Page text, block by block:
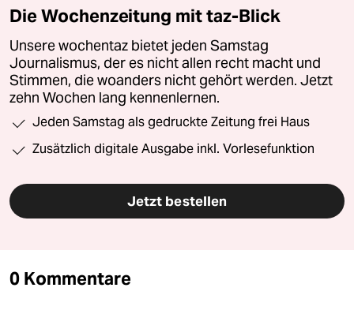
Die Wochenzeitung mit taz-Blick
Unsere wochentaz bietet jeden Samstag
Journalismus, der es nicht allen recht macht und
Stimmen, die woanders nicht gehört werden. Jetzt
zehn Wochen lang kennenlernen.
Jeden Samstag als gedruckte Zeitung frei Haus
Zusätzlich digitale Ausgabe inkl. Vorlesefunktion
Jetzt bestellen
0 Kommentare